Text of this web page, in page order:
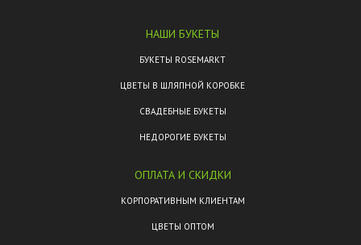
НАШИ БУКЕТЫ
БУКЕТЫ ROSEMARKT
ЦВЕТЫ В ШЛЯПНОЙ КОРОБКЕ
СВАДЕБНЫЕ БУКЕТЫ
НЕДОРОГИЕ БУКЕТЫ
ОПЛАТА И СКИДКИ
КОРПОРАТИВНЫМ КЛИЕНТАМ
ЦВЕТЫ ОПТОМ